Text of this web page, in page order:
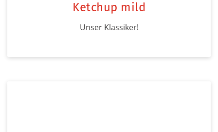
Ketchup mild
Unser Klassiker!